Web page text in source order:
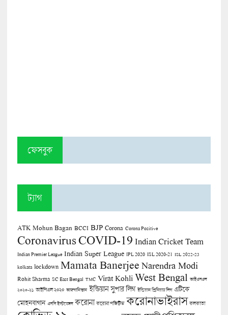
ফেসবুক
ট্যাগ
ATK Mohun Bagan BCCI BJP Corona Corona Positive
CoronavirusCOVID-19 Indian Cricket Team
Indian Premier League Indian Super League IPL 2020 ISL 2020-21 ISL 2022-23
kolkata lockdown Mamata Banerjee Narendra Modi
Rohit Sharma SC East Bengal TMC Virat Kohli West Bengal আইএসএল
২০২০-২১ আইপিএল ২০২০ আফগানিস্তান ইন্ডিয়ান সুপার লিগ ইন্ডিয়ান প্রিমিয়ার লিগ এটিকে
মোহনবাগান এসসি ইস্টবেঙ্গল করোনা করোনা পজিটিভ করোনাভাইরাস কলকাতা